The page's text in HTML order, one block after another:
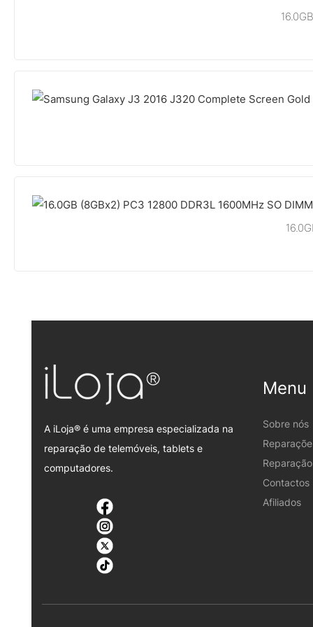
A iLoja® é uma empresa especializada na
reparação de telemóveis, tablets e
computadores.
Menu
Sobre nós
Contactos
Afiliados